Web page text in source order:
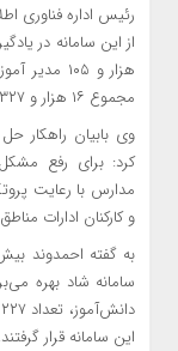
رئیس اداره فناوری
از این سامانه در
مجموع ۱۶ هزار و ۳۲۷ معلم در سامانه شاد احراز هویت شده‌اند.
وی بابیان راهکار
کرد: برای رفع
مدارس با رعایت
و کارکنان ادارات
این سامانه قرار گرفتند.